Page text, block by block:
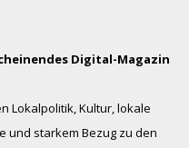
Digital-Magazin
Lokalpolitik, Kultur, lokale
und starkem Bezug zu den